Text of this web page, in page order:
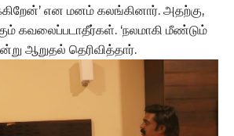
என மனம் கலங்கினார். அதற்கு,
கவலைப்படாதீர்கள். ‘நலமாகி மீண்டும்
ஆறுதல் தெரிவித்தார்.